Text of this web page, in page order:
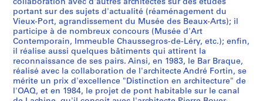
AP066.S2.D4
AP066.S2.D6
-
P
o
r
t
d
e
1
9
8
5
AP066.S2.D13
,
1
9
8
6
AP066.S2.D18
AP066.S2.D29
l
e
s
d
u
C
a
e
d
e
m
é
t
r
e
c
,
1
9
9
4
l
,
1
9
7
6
AP066.S2.D48
3
AP066.S2.D67
AP066.S2.D73
AP066.S2.D78
u
r
s
n
a
t
i
o
u
r
s
"
A
r
c
h
u
r
s
d
u
M
u
s
u
r
s
m
u
n
i
c
u
r
s
m
u
n
i
c
n
a
l
C
o
m
p
e
u
r
s
i
n
t
e
r
u
r
s
i
n
t
e
r
u
r
s
n
a
t
i
o
u
r
s
d
u
M
u
s
e
n
t
p
o
u
r
l
u
r
s
d
e
l
a
F
u
r
s
N
o
u
v
e
u
r
s
O
A
Q
-
P
d
u
p
r
i
x
d
collaboration avec d'autres architectes sur des études
portant sur des sujets d'actualité (réaménagement du
Vieux-Port, agrandissement du Musée des Beaux-Arts); il
participe à de nombreux concours (Musée d'Art
Contemporain, Immeuble Chaussegros-de-Léry, etc.); enfin,
il réalise aussi quelques bâtiments qui attirent la
reconnaissance de ses pairs. Ainsi, en 1983, le Bar Braque,
réalisé avec la collaboration de l'architecte André Fortin, se
mérite un prix d'excellence "Distinction en architecture" de
l'OAQ, et en 1984, le projet de pont habitable sur le canal